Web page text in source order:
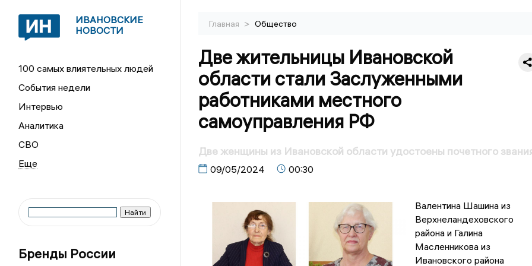
ИВАНОВСКИЕ
НОВОСТИ
100 самых влиятельных людей
События недели
Интервью
Аналитика
СВО
Бренды России
Главная > Общество
Две жительницы Ивановской
области стали Заслуженными
работниками местного
самоуправления РФ
Две женщины из Ивановской области удостоены почетного
09/05/2024 00:30
Валентина Шашина из
Верхнеландеховского
района и Галина
Масленникова из
Ивановского района